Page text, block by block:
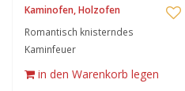
Kaminofen, Holzofen
Romantisch knisterndes
Kaminfeuer
in den Warenkorb legen